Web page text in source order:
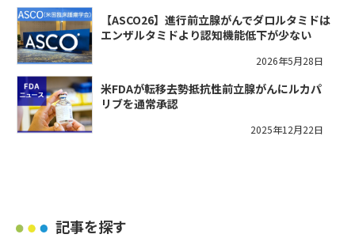
【ASCO26】進行前立腺がんでダロルタミドは
エンザルタミドより認知機能低下が少ない
2026年5月28日
米FDAが転移去勢抵抗性前立腺がんにルカパ
リブを通常承認
2025年12月22日
記事を探す